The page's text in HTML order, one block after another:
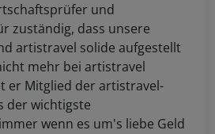
und
zuständig, dass unsere
artistravel solide aufgestellt
mehr bei artistravel
er Mitglied der artistravel-
der wichtigste
wenn es um's liebe Geld